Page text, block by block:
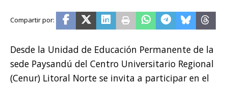
Desde la Unidad de Educación Permanente de la
sede Paysandú del Centro Universitario Regional
(Cenur) Litoral Norte se invita a participar en el